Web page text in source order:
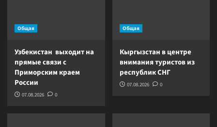
Общая
Узбекистан выходит на
прямые связи с
Приморским краем
России
07.08.2026 0
Общая
Кыргызстан в центре
внимания туристов из
республик СНГ
07.08.2026 0